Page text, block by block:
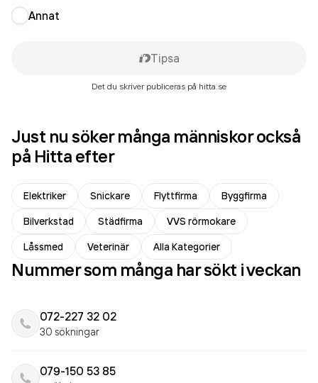
Annat
Tipsa
Det du skriver publiceras på hitta.se
Just nu söker många människor också
på Hitta efter
Elektriker Snickare Flyttfirma
Byggfirma
Bilverkstad
Städfirma
VVS rörmokare
Låssmed
Veterinär Alla Kategorier
Nummer som många har sökt i veckan
072-227 32 02
30 sökningar
079-150 53 85